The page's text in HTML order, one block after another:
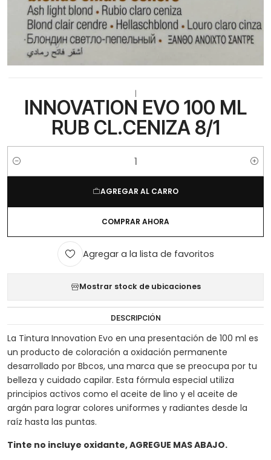
INNOVATION EVO 100 ML
RUB CL.CENIZA 8/1
Cantidad
AGREGAR AL CARRO
COMPRAR AHORA
Agregar a la lista de favoritos
Mostrar stock de ubicaciones
DESCRIPCIÓN
La Tintura Innovation Evo en una presentación de 100 ml es
un producto de coloración a oxidación permanente
desarrollado por Bbcos, una marca que se preocupa por tu
belleza y cuidado capilar. Esta fórmula especial utiliza
principios activos como el aceite de lino y el aceite de
argán para lograr colores uniformes y radiantes desde la
raíz hasta las puntas.
Tinte no incluye oxidante, AGREGUE MAS ABAJO.